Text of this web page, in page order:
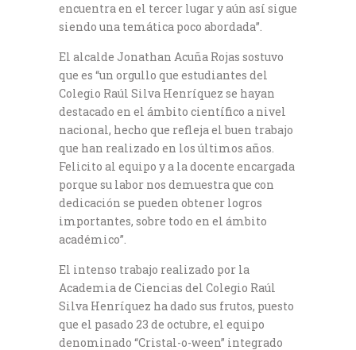
encuentra en el tercer lugar y aún así sigue
siendo una temática poco abordada”.
El alcalde Jonathan Acuña Rojas sostuvo
que es “un orgullo que estudiantes del
Colegio Raúl Silva Henríquez se hayan
destacado en el ámbito científico a nivel
nacional, hecho que refleja el buen trabajo
que han realizado en los últimos años.
Felicito al equipo y a la docente encargada
porque su labor nos demuestra que con
dedicación se pueden obtener logros
importantes, sobre todo en el ámbito
académico”.
El intenso trabajo realizado por la
Academia de Ciencias del Colegio Raúl
Silva Henríquez ha dado sus frutos, puesto
que el pasado 23 de octubre, el equipo
denominado “Cristal-o-ween” integrado